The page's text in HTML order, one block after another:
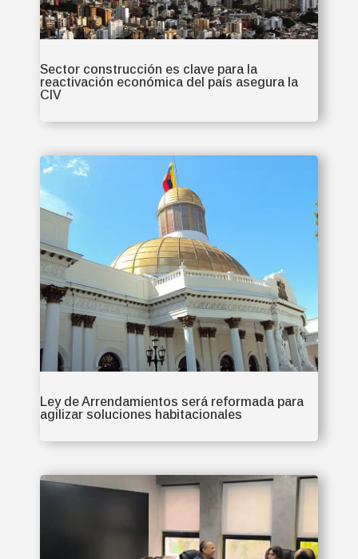
Sector construcción es clave para la
reactivación económica del país asegura la
CIV
Ley de Arrendamientos será reformada para
agilizar soluciones habitacionales